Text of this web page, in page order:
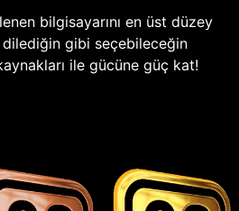
bilgisayarını en üst düzey
gibi seçebileceğin
ile gücüne güç kat!